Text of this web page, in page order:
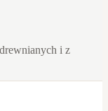
i z